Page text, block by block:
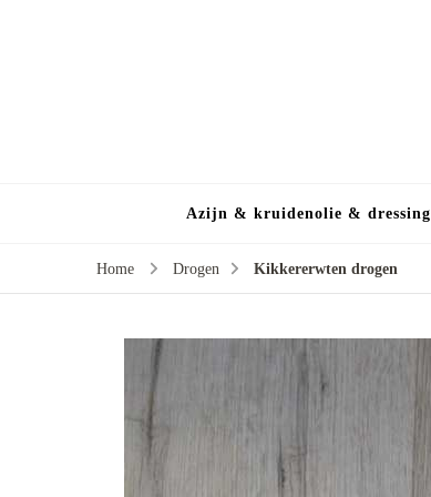
Azijn & kruidenolie & dressing
Home Drogen Kikkererwten drogen